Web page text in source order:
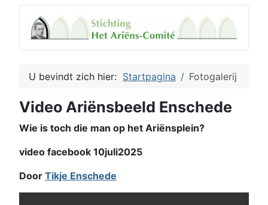
U bevindt zich hier: Startpagina Fotogalerij
Video Ariënsbeeld Enschede
Wie is toch die man op het Ariënsplein?
video facebook 10juli2025
Door Tikje Enschede